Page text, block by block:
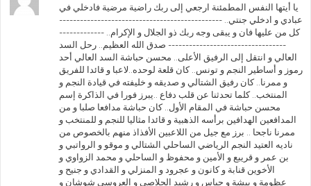
يا أيتها النفس المطمئنة ارجعي إلى ربك راضية مرضية فادخلي في
عبادي و ادخلي جنتي.. -----------------------------------------------
كل من عليها فان و يبقى وجه ربك ذو الجلال و الإكرام.. -------------
---------------------------------- صدق الله العظيم.. رحل السد
العالي و انتقل إلى الرفيق الأعلى.. محسن حباشة السد العالي أحد
رموز و أساطير النجم و تونس.. كان قلعة لوحده..لاعبا و قائدا للفريق
و ممرنا.. كان رفيق الشتالي و صديقه و خليفته في قيادة النجم و
المنتخب.. كلما تحدثنا عن قلب دفاع ..يبرز فورا في الذاكرة إسم
محسن حباشة في المقام الأول.. كان حباشة مدافعا صلبا و من
المدافعين الهدافين برأسه الذهبية و قائدا مثاليا للنجم و للمنتخب و
ممرنا ناجحا .. برز مع جيل من اللاعبين الأفذاذ منهم بالخصوص من
ناديه العتيد النجم الرياضي الساحلي الشتالي و موقو و الرواتبي و
بن عمر و قريبع و الأمين و محفوظ و الساحلي و محمد الزواوي و
الأخوين قنابة و كانون و عجرود و المنزلي و القدادي و جنيح و
عظومة و بيشة و جباس و رشيد الجلاصي و العروسي شوشان و